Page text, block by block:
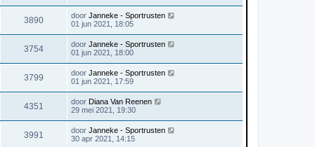
3890 door Janneke - Sportrusten
01 jun 2021, 18:05
3754 door Janneke - Sportrusten
01 jun 2021, 18:00
3799 door Janneke - Sportrusten
01 jun 2021, 17:59
4351 door Diana Van Reenen
29 mei 2021, 19:30
3991 door Janneke - Sportrusten
30 apr 2021, 14:15